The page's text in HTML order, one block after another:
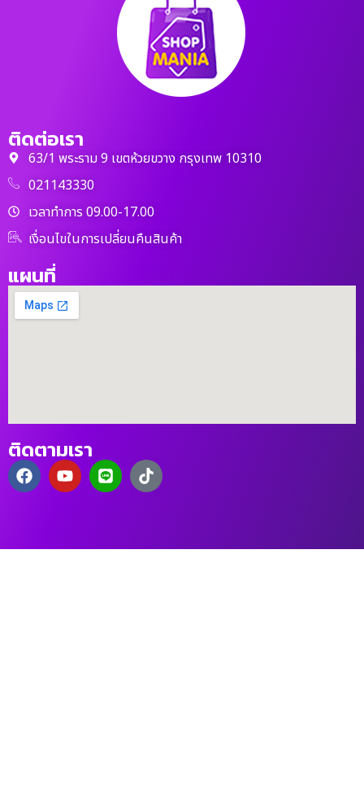
ติดต่อเรา
63/1 พระราม 9 เขตห้วยขวาง กรุงเทพ 10310
021143330
เวลาทำการ 09.00-17.00
เงื่อนไขในการเปลี่ยนคืนสินค้า
แผนที่
ติดตามเรา